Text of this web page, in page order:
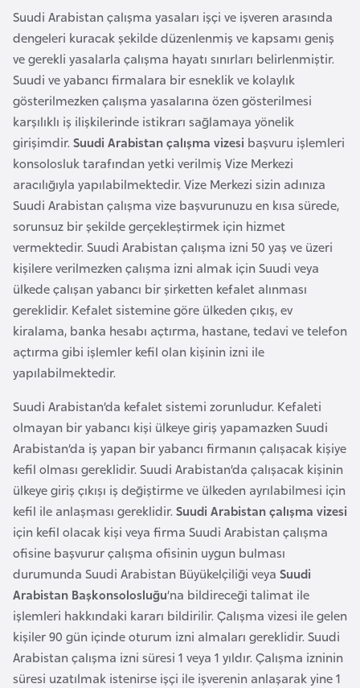
Suudi Arabistan çalışma yasaları işçi ve işveren arasında
dengeleri kuracak şekilde düzenlenmiş ve kapsamı geniş
ve gerekli yasalarla çalışma hayatı sınırları belirlenmiştir.
Suudi ve yabancı firmalara bir esneklik ve kolaylık
gösterilmezken çalışma yasalarına özen gösterilmesi
karşılıklı iş ilişkilerinde istikrarı sağlamaya yönelik
girişimdir. Suudi Arabistan çalışma vizesi başvuru işlemleri
konsolosluk tarafından yetki verilmiş Vize Merkezi
aracılığıyla yapılabilmektedir. Vize Merkezi sizin adınıza
Suudi Arabistan çalışma vize başvurunuzu en kısa sürede,
sorunsuz bir şekilde gerçekleştirmek için hizmet
vermektedir. Suudi Arabistan çalışma izni 50 yaş ve üzeri
kişilere verilmezken çalışma izni almak için Suudi veya
ülkede çalışan yabancı bir şirketten kefalet alınması
gereklidir. Kefalet sistemine göre ülkeden çıkış, ev
kiralama, banka hesabı açtırma, hastane, tedavi ve telefon
açtırma gibi işlemler kefil olan kişinin izni ile
yapılabilmektedir.
Suudi Arabistan’da kefalet sistemi zorunludur. Kefaleti
olmayan bir yabancı kişi ülkeye giriş yapamazken Suudi
Arabistan’da iş yapan bir yabancı firmanın çalışacak kişiye
kefil olması gereklidir. Suudi Arabistan’da çalışacak kişinin
ülkeye giriş çıkışı iş değiştirme ve ülkeden ayrılabilmesi için
kefil ile anlaşması gereklidir. Suudi Arabistan çalışma vizesi
için kefil olacak kişi veya firma Suudi Arabistan çalışma
ofisine başvurur çalışma ofisinin uygun bulması
durumunda Suudi Arabistan Büyükelçiliği veya Suudi
Arabistan Başkonsolosluğu’na bildireceği talimat ile
işlemleri hakkındaki kararı bildirilir. Çalışma vizesi ile gelen
kişiler 90 gün içinde oturum izni almaları gereklidir. Suudi
Arabistan çalışma izni süresi 1 veya 1 yıldır. Çalışma izninin
süresi uzatılmak istenirse işçi ile işverenin anlaşarak yine 1
h
r
e
y
n
B
a
n
g
l
a
d
e
ş
B
e
u
B
e
l
ç
i
k
a